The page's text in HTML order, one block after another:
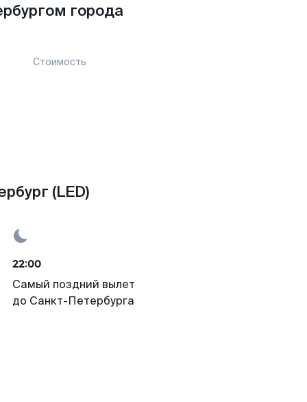
города
Стоимость
(LED)
22:00
Самый поздний вылет
до Санкт-Петербурга